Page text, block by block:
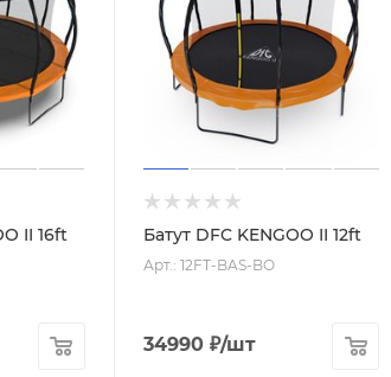
II 16ft Батут DFC KENGOO II 12ft
Арт.: 12FT-BAS-BO
34990₽/шт